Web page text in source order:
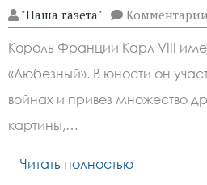
"Наша газета" Комментарии
Король Франции Карл VIII
«Любезный». В юности он
войнах и привез множество
картины,…
Читать полностью